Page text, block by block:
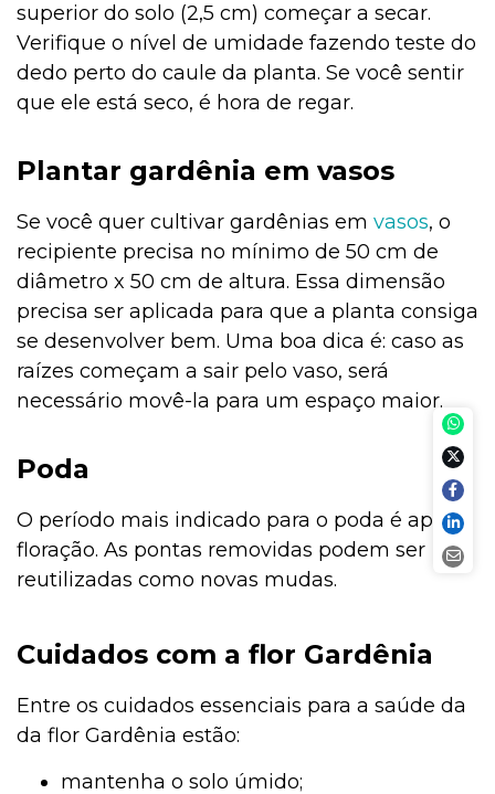
superior do solo (2,5 cm) começar a secar.
Verifique o nível de umidade fazendo teste do
dedo perto do caule da planta. Se você sentir
que ele está seco, é hora de regar.
Plantar gardênia em vasos
Se você quer cultivar gardênias em vasos, o
recipiente precisa no mínimo de 50 cm de
diâmetro x 50 cm de altura. Essa dimensão
precisa ser aplicada para que a planta consiga
se desenvolver bem. Uma boa dica é: caso as
raízes começam a sair pelo vaso, será
necessário movê-la para um espaço maior.
Poda
O período mais indicado para o poda é após a
floração. As pontas removidas podem ser
reutilizadas como novas mudas.
Cuidados com a flor Gardênia
Entre os cuidados essenciais para a saúde da
da flor Gardênia estão:
mantenha o solo úmido;